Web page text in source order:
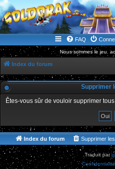
le site de la Lune Rouge
FAQ
Nous sommes le jeu.
Index du forum
Supprimer
Êtes-vous sûr de vouloir supprimer
Index du forum Supprimer
Traduit par
Confidentialité